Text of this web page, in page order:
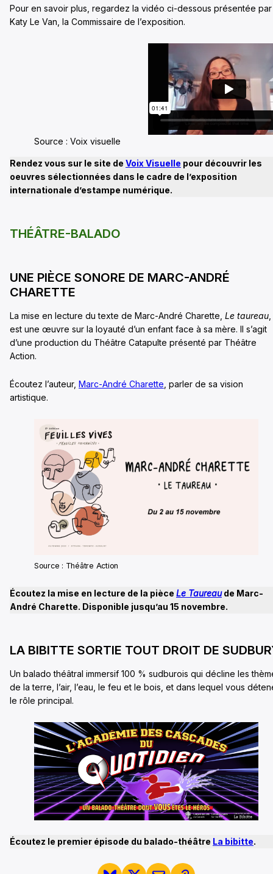
Pour en savoir plus, regardez la vidéo ci-dessous présentée par
Katy Le Van, la Commissaire de l’exposition.
Source : Voix visuelle
Rendez vous sur le site de Voix Visuelle pour découvrir les
oeuvres sélectionnées dans le cadre de l’exposition
internationale d’estampe numérique.
THÉÂTRE-BALADO
UNE PIÈCE SONORE DE MARC-ANDRÉ
CHARETTE
La mise en lecture du texte de Marc-André Charette, Le taureau
est une œuvre sur la loyauté d’un enfant face à sa mère. Il s’agit
d’une production du Théâtre Catapulte présenté par Théâtre
Action.
Écoutez l’auteur, Marc-André Charette , parler de sa vision
artistique.
Source : Théâtre Action
Écoutez la mise en lecture de la pièce Le Taureaude Marc-
André Charette. Disponible jusqu’au 15 novembre.
LA BIBITTE SORTIE TOUT DROIT DE
Un balado théâtral immersif 100 % sudburois qui décline les
de la terre, l’air, l’eau, le feu et le bois, et dans lequel vous
le rôle principal.
Écoutez le premier épisode du balado-théâtre La bibitte.